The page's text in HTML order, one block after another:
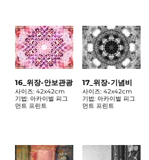
16_위장-안보관광
사이즈: 42x42cm
기법: 아카이벌 피그
먼트 프린트
17_위장-기념비
사이즈: 42x42cm
기법: 아카이벌 피그
먼트 프린트